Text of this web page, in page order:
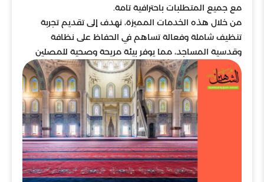
مع جميع المتطلبات باحترافية تامة.
من خلال هذه الخدمات المميزة، نهدف إلى تقديم تجربة
تنظيف شاملة وفعالة تساهم في الحفاظ على نظافة
وقدسية المساجد، مما يوفر بيئة مريحة وصحية للمصلين